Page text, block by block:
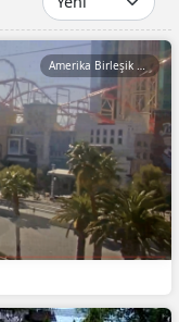
Amerika Birleşik Devletleri